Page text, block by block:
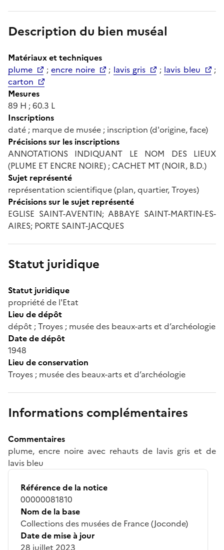
Description du bien muséal
Matériaux et techniques
plume
; encre noire ; lavis gris ; lavis bleu
;
carton
Mesures
89 H ; 60.3 L
Inscriptions
daté ; marque de musée ; inscription (d'origine, face)
Précisions sur les inscriptions
ANNOTATIONS INDIQUANT LE NOM DES LIEUX
(PLUME ET ENCRE NOIRE) ; CACHET MT (NOIR, B.D.)
Sujet représenté
représentation scientifique (plan, quartier, Troyes)
Précisions sur le sujet représenté
EGLISE SAINT-AVENTIN; ABBAYE SAINT-MARTIN-ES-
AIRES; PORTE SAINT-JACQUES
Statut juridique
Statut juridique
propriété de l'Etat
Lieu de dépôt
dépôt ; Troyes ; musée des beaux-arts et d’archéologie
Date de dépôt
1948
Lieu de conservation
Troyes ; musée des beaux-arts et d’archéologie
Informations complémentaires
Commentaires
plume, encre noire avec rehauts de lavis gris et de
lavis bleu
Référence de la notice
00000081810
Nom de la base
Collections des musées de France (Joconde)
Date de mise à jour
28 juillet 2023